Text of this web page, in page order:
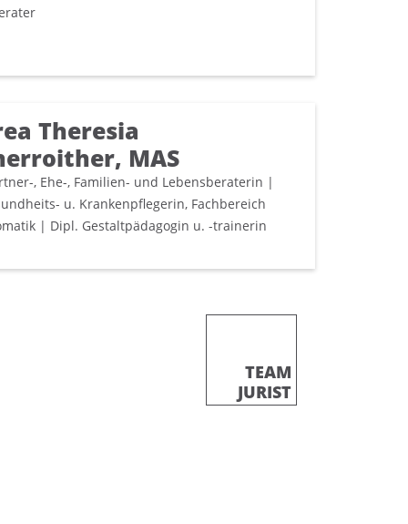
Theresia
MAS
, Ehe-, Familien- und Lebensberaterin |
u. Krankenpflegerin, Fachbereich
| Dipl. Gestaltpädagogin u. -trainerin
TEAM
JURIST